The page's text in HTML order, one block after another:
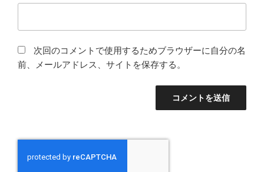
次回のコメントで使用するためブラウザーに自分の名
前、メールアドレス、サイトを保存する。